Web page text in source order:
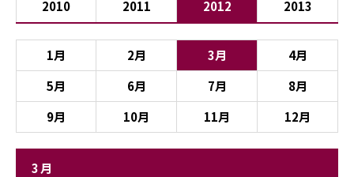
2010 2011 2012 2013
1月 2月 3月
4月
5月
6月 7月
8月
9月
10月 11月 12月
3月